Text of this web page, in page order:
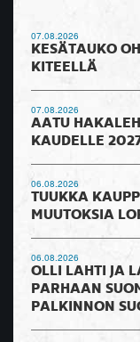
07.08.2026
KESÄTAUKO
KITEELLÄ
07.08.2026
AATU
KAUDELLE
06.08.2026
TUUKKA
MUUTOKSIA
06.08.2026
OLLI LAHTI JA
PARHAAN
PALKINNON